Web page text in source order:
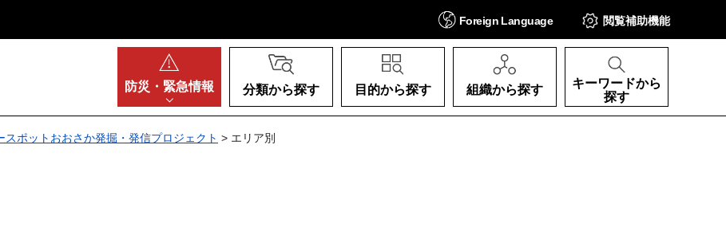
Foreign Language 閲覧補助機能
防災・ 緊急情報 分類から探す 目的から探す 組織から探す
キーワードから
探す
スポットおおさか発掘・発信プロジェクト > エリア別